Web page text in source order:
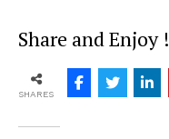
Share and Enjoy !
SHARES